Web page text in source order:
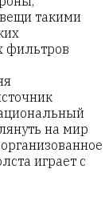
такими
фильтров
на мир
играет с